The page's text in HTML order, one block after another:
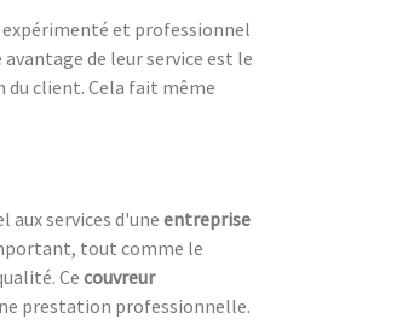
expérimenté et professionnel
de leur service est le
client. Cela fait même
services d'une entreprise
tout comme le
Ce couvreur
prestation professionnelle.